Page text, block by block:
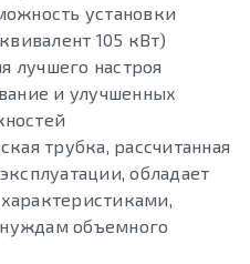
установки
105 кВт)
лучшего настроя
и улучшенных
трубка, рассчитанная
обладает
объемного